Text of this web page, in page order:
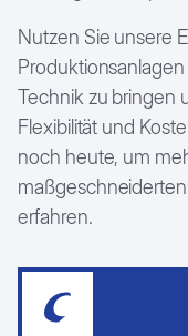
Nutzen Sie unsere
Technik zu bringen
Flexibilität und
noch heute, um
erfahren.